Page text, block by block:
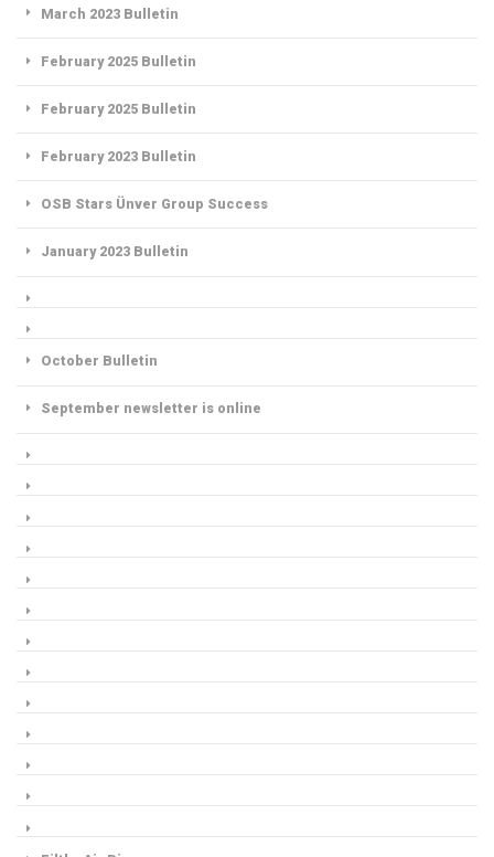
March 2023 Bulletin
February 2025 Bulletin
February 2025 Bulletin
February 2023 Bulletin
OSB Stars Ünver Group Success
January 2023 Bulletin
October Bulletin
September newsletter is online